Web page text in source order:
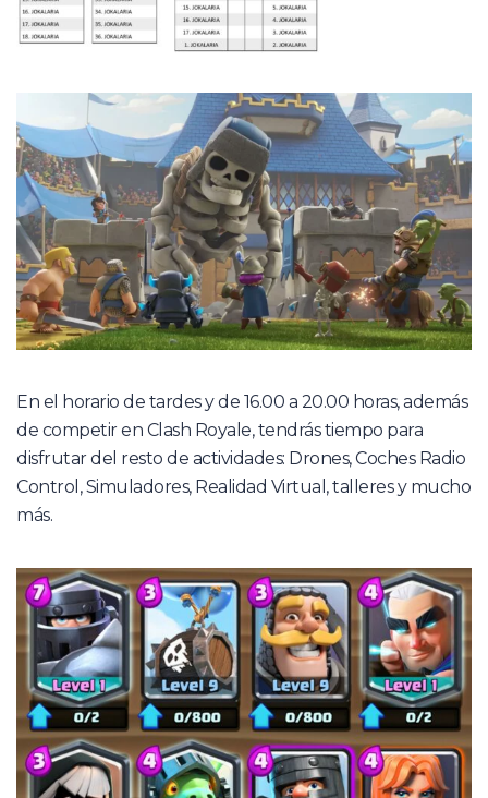
En el horario de tardes y de 16.00 a 20.00 horas, además
de competir en Clash Royale, tendrás tiempo para
disfrutar del resto de actividades: Drones, Coches Radio
Control, Simuladores, Realidad Virtual, talleres y mucho
más.